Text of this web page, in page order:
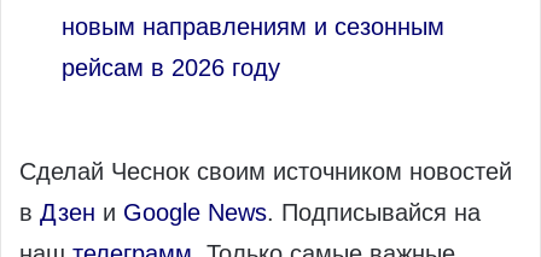
новым направлениям и сезонным
рейсам в 2026 году
Сделай Чеснок своим источником новостей
в Дзен и Google News. Подписывайся на